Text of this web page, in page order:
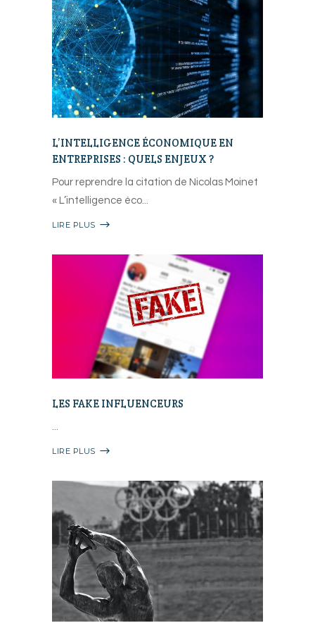
L’INTELLIGENCE ÉCONOMIQUE EN
ENTREPRISES : QUELS ENJEUX ?
Pour reprendre la citation de Nicolas Moinet
« L’intelligence éco
LIRE PLUS
LES FAKE INFLUENCEURS
LIRE PLUS